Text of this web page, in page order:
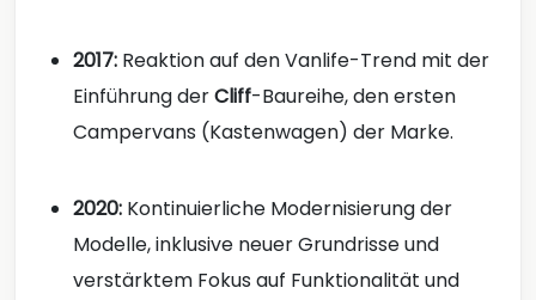
2017: Reaktion auf den Vanlife-Trend mit der
Einführung derCliff-Baureihe, den ersten
Campervans (Kastenwagen) der Marke.
2020: Kontinuierliche Modernisierung der
Modelle, inklusive neuer Grundrisse und
verstärktem Fokus auf Funktionalität und